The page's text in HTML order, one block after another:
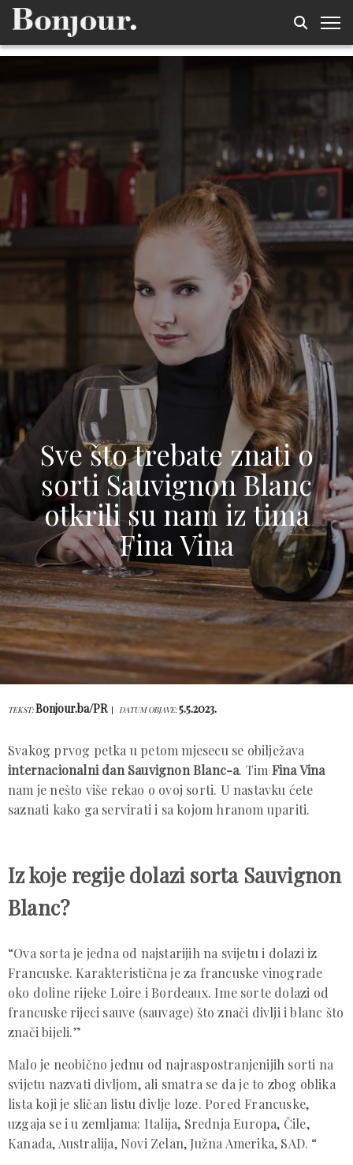
Sve što trebate znati o
sorti Sauvignon Blanc
otkrili su nam iz tima
Fina Vina
TEKST:Bonjour.ba/PR DATUM OBJAVE:5.5.2023.
Svakog prvog petka u petom mjesecu se obilježava
internacionalni dan Sauvignon Blanc-a. Tim Fina Vina
nam je nešto više rekao o ovoj sorti. U nastavku ćete
saznati kako ga servirati i sa kojom hranom upariti.
Iz koje regije dolazi sorta Sauvignon
Blanc?
“Ova sorta je jedna od najstarijih na svijetu i dolazi iz
Francuske. Karakteristična je za francuske vinograde
oko doline rijeke Loire i Bordeaux. Ime sorte dolazi od
francuske rijeci sauve (sauvage) što znači divlji i blanc što
znači bijeli.”
Malo je neobično jednu od najraspostranjenijih sorti na
svijetu nazvati divljom, ali smatra se da je to zbog oblika
lista koji je sličan listu divlje loze. Pored Francuske,
uzgaja se i u zemljama: Italija, Srednja Europa, Čile,
Kanada, Australija, Novi Zelan, Južna Amerika, SAD. “